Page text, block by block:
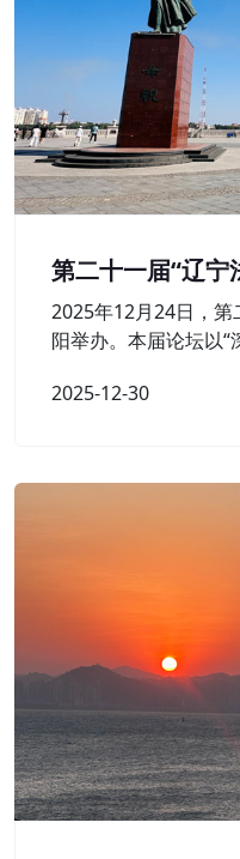
第二十一届“辽宁
2025年12月24日，第
阳举办。本届论坛以
2025-12-30